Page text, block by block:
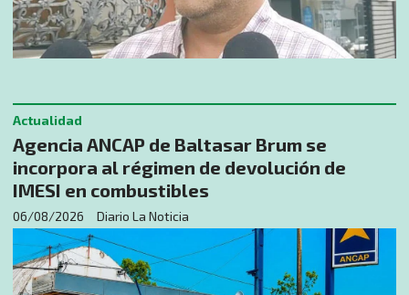
Agencia ANCAP de Baltasar Brum se
incorpora al régimen de devolución de
IMESI en combustibles
Diario La Noticia
Actualidad
06/08/2026